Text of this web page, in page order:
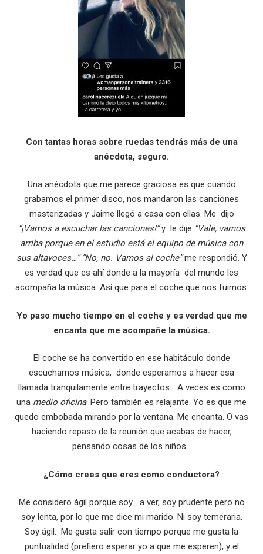
Con tantas horas sobre ruedas tendrás más de una
anécdota, seguro.
Una anécdota que me parece graciosa es que cuando
grabamos el primer disco, nos mandaron las canciones
masterizadas y Jaime llegó a casa con ellas. Me dijo
“¡Vamos a escuchar las canciones!”y le dije “Vale, vamos
arriba porque en el estudio está el equipo de música con
sus altavoces…” “No, no. Vamos al coche”me respondió. Y
es verdad que es ahí donde a la mayoría del mundo les
acompaña la música. Así que para el coche que nos fuimos.
Yo paso mucho tiempo en el coche y es verdad que me
encanta que me acompañe la música.
El coche se ha convertido en ese habitáculo donde
escuchamos música, donde esperamos a hacer esa
llamada tranquilamente entre trayectos… A veces es como
una medio oficina. Pero también es relajante. Yo es que me
quedo embobada mirando por la ventana. Me encanta. O vas
haciendo repaso de la reunión que acabas de hacer,
pensando cosas de los niños…
¿Cómo crees que eres como conductora?
Me considero ágil porque soy… a ver, soy prudente pero no
soy lenta, por lo que me dice mi marido. Ni soy temeraria.
Soy ágil. Me gusta salir con tiempo porque me gusta la
puntualidad (prefiero esperar yo a que me esperen), y el